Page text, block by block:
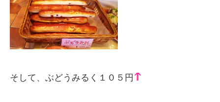
そして、ぶどうみるく１０５円